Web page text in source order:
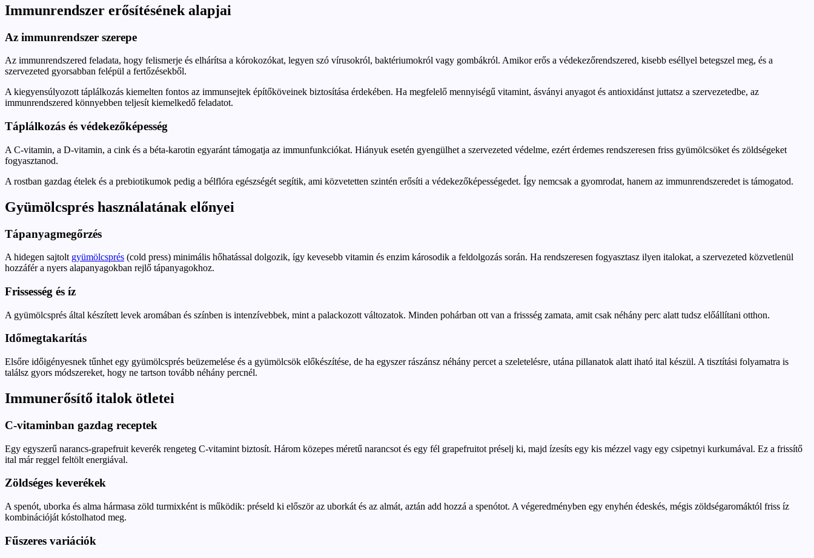
Immunrendszer erősítésének alapjai
Az immunrendszer szerepe
Az immunrendszered feladata, hogy felismerje és elhárítsa a kórokozókat, legyen szó vírusokról, baktériumokról vagy gombákról. Amikor erős a védekezőrendszered, kisebb eséllyel betegszel meg, és a
szervezeted gyorsabban felépül a fertőzésekből.
A kiegyensúlyozott táplálkozás kiemelten fontos az immunsejtek építőköveinek biztosítása érdekében. Ha megfelelő mennyiségű vitamint, ásványi anyagot és antioxidánst juttatsz a szervezetedbe, az
immunrendszered könnyebben teljesít kiemelkedő feladatot.
Táplálkozás és védekezőképesség
A C-vitamin, a D-vitamin, a cink és a béta-karotin egyaránt támogatja az immunfunkciókat. Hiányuk esetén gyengülhet a szervezeted védelme, ezért érdemes rendszeresen friss gyümölcsöket és zöldségeket
fogyasztanod.
A rostban gazdag ételek és a prebiotikumok pedig a bélflóra egészségét segítik, ami közvetetten szintén erősíti a védekezőképességedet. Így nemcsak a gyomrodat, hanem az immunrendszeredet is támogatod.
Gyümölcsprés használatának előnyei
Tápanyagmegőrzés
A hidegen sajtolt gyümölcsprés (cold press) minimális hőhatással dolgozik, így kevesebb vitamin és enzim károsodik a feldolgozás során. Ha rendszeresen fogyasztasz ilyen italokat, a szervezeted közvetlenül
hozzáfér a nyers alapanyagokban rejlő tápanyagokhoz.
Frissesség és íz
A gyümölcsprés által készített levek aromában és színben is intenzívebbek, mint a palackozott változatok. Minden pohárban ott van a frissség zamata, amit csak néhány perc alatt tudsz előállítani otthon.
Időmegtakarítás
Elsőre időigényesnek tűnhet egy gyümölcsprés beüzemelése és a gyümölcsök előkészítése, de ha egyszer rászánsz néhány percet a szeletelésre, utána pillanatok alatt iható ital készül. A tisztítási folyamatra is
találsz gyors módszereket, hogy ne tartson tovább néhány percnél.
Immunerősítő italok ötletei
C-vitaminban gazdag receptek
Egy egyszerű narancs-grapefruit keverék rengeteg C-vitamint biztosít. Három közepes méretű narancsot és egy fél grapefruitot préselj ki, majd ízesíts egy kis mézzel vagy egy csipetnyi kurkumával. Ez a frissítő
ital már reggel feltölt energiával.
Zöldséges keverékek
A spenót, uborka és alma hármasa zöld turmixként is működik: préseld ki először az uborkát és az almát, aztán add hozzá a spenótot. A végeredményben egy enyhén édeskés, mégis zöldségaromáktól friss íz
kombinációját kóstolhatod meg.
Fűszeres variációk